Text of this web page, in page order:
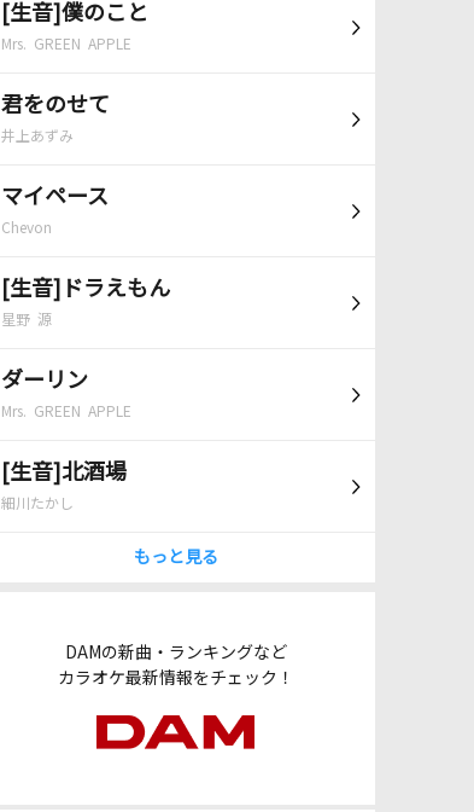
[生音]僕のこと
Mrs. GREEN APPLE
君をのせて
井上あずみ
マイペース
Chevon
[生音]ドラえもん
星野 源
ダーリン
Mrs. GREEN APPLE
[生音]北酒場
細川たかし
もっと見る
DAMの新曲・ランキングなど
カラオケ最新情報をチェック！